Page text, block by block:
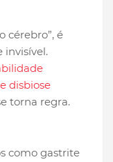
cérebro”, é
invisível.
disbiose
torna regra.
como gastrite